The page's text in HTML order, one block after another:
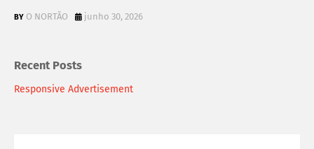
O NORTÃO junho 30, 2026
Recent Posts
Responsive Advertisement